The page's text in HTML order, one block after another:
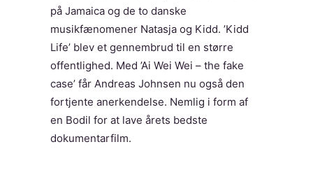
på Jamaica og de to danske
musikfænomener Natasja og Kidd. ’Kidd
Life’ blev et gennembrud til en større
offentlighed. Med ’Ai Wei Wei – the fake
case’ får Andreas Johnsen nu også den
fortjente anerkendelse. Nemlig i form af
en Bodil for at lave årets bedste
dokumentarfilm.